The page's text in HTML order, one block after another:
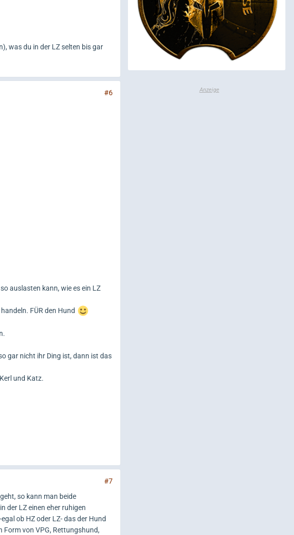
was du in der LZ selten bis gar
#6
auslasten kann, wie es ein LZ
FÜR den Hund
gar nicht ihr Ding ist, dann ist das
und Katz.
#7
so kann man beide
der LZ einen eher ruhigen
ob HZ oder LZ- das der Hund
Form von VPG, Rettungshund,